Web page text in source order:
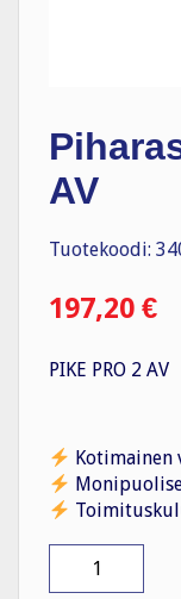
AV
Tuotekoodi:
197,20 €
PIKE PRO 2 AV
Kotimainen